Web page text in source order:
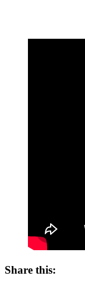
Share this: